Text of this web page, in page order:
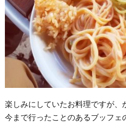
楽しみにしていたお料理ですが、
今まで行ったことのあるブッフェ